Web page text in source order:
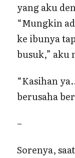
yang aku
“Mungkin
ke ibunya
busuk,” aku
“Kasihan
berusaha
–
Sorenya,